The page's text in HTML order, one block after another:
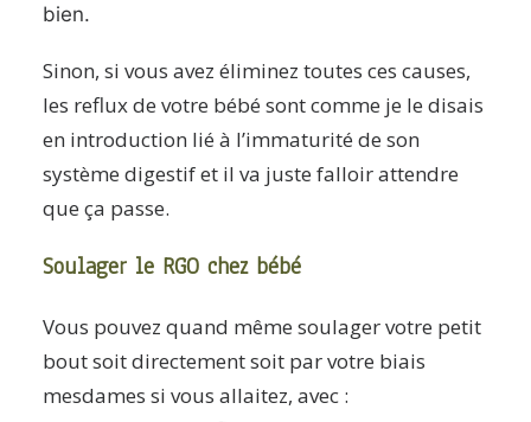
bien.
Sinon, si vous avez éliminez toutes ces causes,
les reflux de votre bébé sont comme je le disais
en introduction lié à l’immaturité de son
système digestif et il va juste falloir attendre
que ça passe.
Soulager le RGO chez bébé
Vous pouvez quand même soulager votre petit
bout soit directement soit par votre biais
mesdames si vous allaitez, avec :